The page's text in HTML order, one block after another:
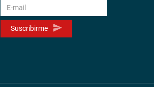
Suscribirme